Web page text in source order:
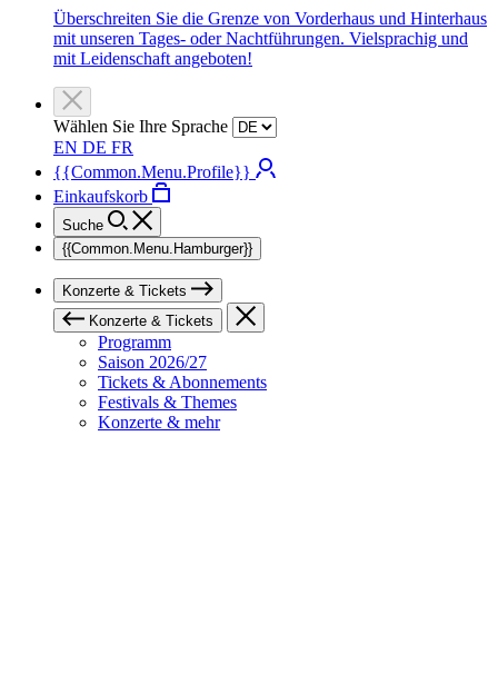
Überschreiten Sie die Grenze von Vorderhaus und Hinterhaus
mit unseren Tages- oder Nachtführungen. Vielsprachig und
mit Leidenschaft angeboten!
Wählen Sie Ihre Sprache
EN DE FR
{{Common.Menu.Profile}}
Einkaufskorb
Suche
{{Common.Menu.Hamburger}}
Konzerte & Tickets
Konzerte & Tickets
Programm
Saison 2026/27
Tickets & Abonnements
Festivals & Themes
Konzerte & mehr